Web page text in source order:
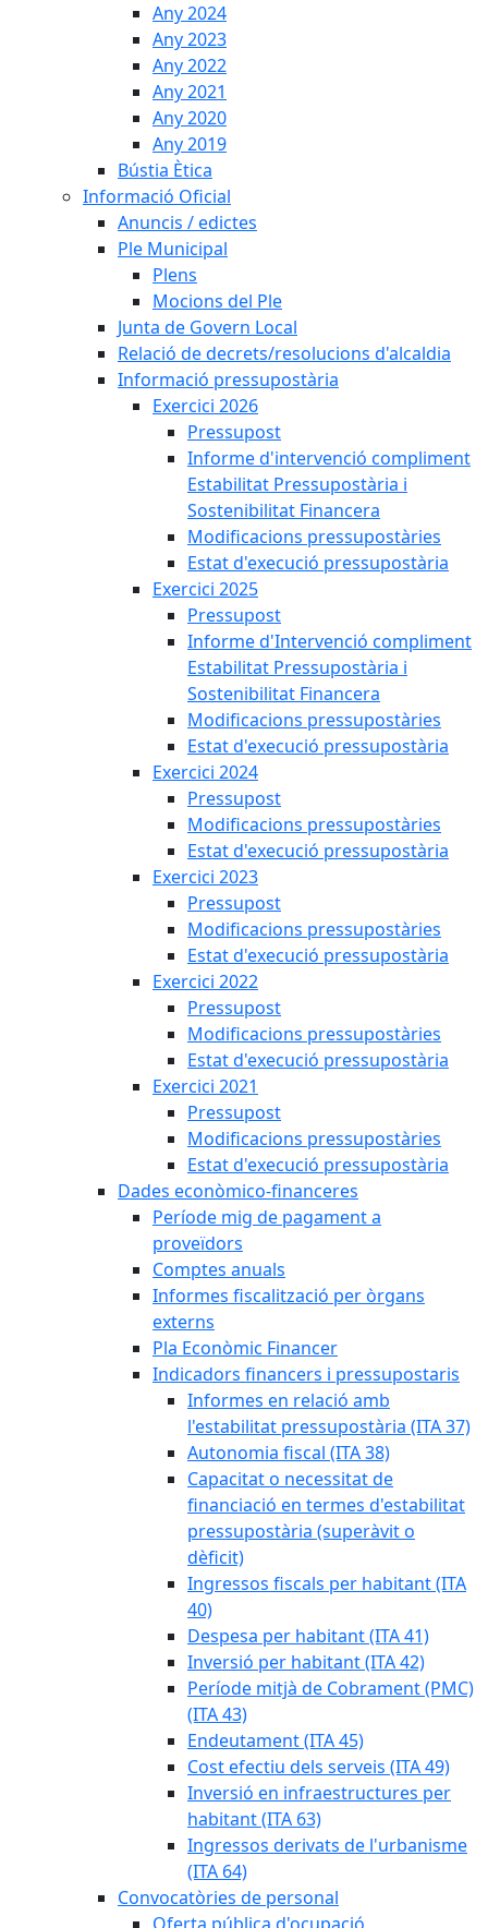
Any 2024
Any 2023
Any 2022
Any 2021
Any 2020
Any 2019
Bústia Ètica
Informació Oficial
Anuncis / edictes
Ple Municipal
Plens
Mocions del Ple
Junta de Govern Local
Relació de decrets/resolucions d'alcaldia
Informació pressupostària
Exercici 2026
Pressupost
Informe d'intervenció compliment
Estabilitat Pressupostària i
Sostenibilitat Financera
Modificacions pressupostàries
Estat d'execució pressupostària
Exercici 2025
Pressupost
Informe d'Intervenció compliment
Estabilitat Pressupostària i
Sostenibilitat Financera
Modificacions pressupostàries
Estat d'execució pressupostària
Exercici 2024
Pressupost
Modificacions pressupostàries
Estat d'execució pressupostària
Exercici 2023
Pressupost
Modificacions pressupostàries
Estat d'execució pressupostària
Exercici 2022
Pressupost
Modificacions pressupostàries
Estat d'execució pressupostària
Exercici 2021
Pressupost
Modificacions pressupostàries
Estat d'execució pressupostària
Dades econòmico-financeres
Període mig de pagament a
proveïdors
Comptes anuals
Informes fiscalització per òrgans
externs
Pla Econòmic Financer
Indicadors financers i pressupostaris
Informes en relació amb
l'estabilitat pressupostària (ITA 37)
Autonomia fiscal (ITA 38)
Capacitat o necessitat de
financiació en termes d'estabilitat
pressupostària (superàvit o
dèficit)
Ingressos fiscals per habitant (ITA
40)
Despesa per habitant (ITA 41)
Inversió per habitant (ITA 42)
Període mitjà de Cobrament (PMC)
(ITA 43)
Endeutament (ITA 45)
Cost efectiu dels serveis (ITA 49)
Inversió en infraestructures per
habitant (ITA 63)
Ingressos derivats de l'urbanisme
(ITA 64)
Convocatòries de personal